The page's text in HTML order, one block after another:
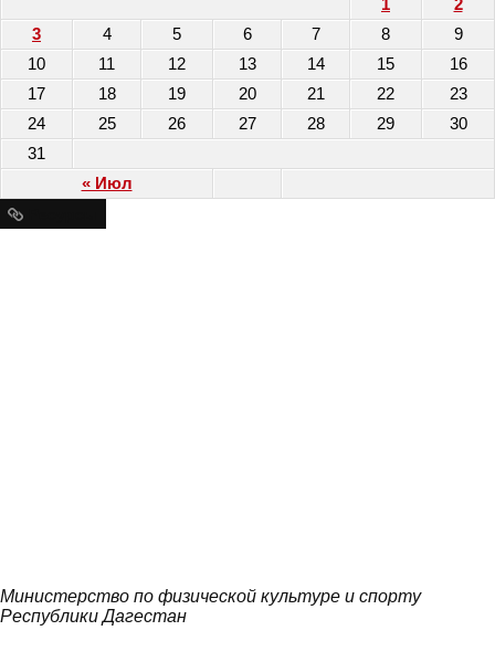
« Июл
1
2
3
4 5 6 7 8
9
10
11 12 13 14 15
16
17
18 19 20 21 22
23
24
25 26 27 28 29
30
31
Министерство по физической культуре и спорту
Республики Дагестан